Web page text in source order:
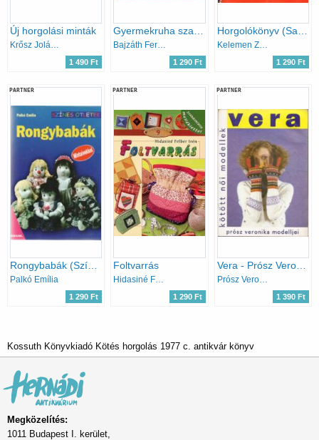
Új horgolási minták
1 490 Ft 1 290 Ft
Kelemen Zsuzsa (szerk)
1 290 Ft
PARTNER
Rongybabák (Színes ötletek 66.)
Palkó Emília
1 290 Ft
PARTNER
Foltvarrás
Hidasiné Felber Irén
1 290 Ft
PARTNER
Vera - Prósz Veronika modelljei (kötött női modellek)
Prósz Veronika
1 390 Ft
Kossuth Könyvkiadó Kötés horgolás 1977 c. antikvár könyv
Megközelítés:
1011 Budapest I. kerület,